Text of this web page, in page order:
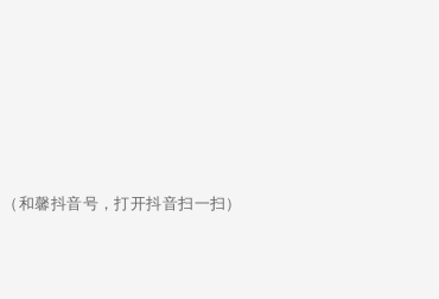
（和馨抖音号，打开抖音扫一扫）